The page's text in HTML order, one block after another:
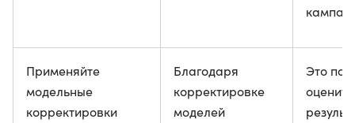
Применяйте
модельные
корректировки
Благодаря
корректировке
моделей
Это
оценить